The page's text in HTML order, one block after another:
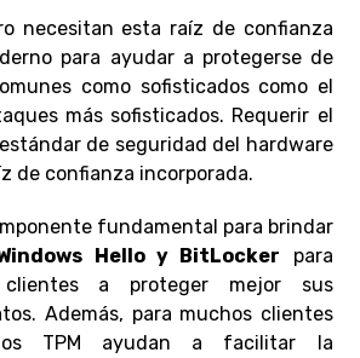
necesitan esta raíz de confianza
para ayudar a protegerse de
como sofisticados como el
más sofisticados. Requerir el
de seguridad del hardware
de confianza incorporada.
fundamental para brindar
Hello y BitLocker para
a proteger mejor sus
Además, para muchos clientes
los TPM ayudan a facilitar la